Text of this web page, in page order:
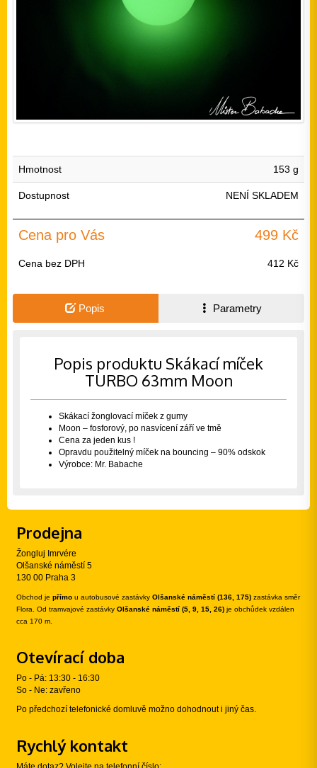
Hmotnost 153 g
Dostupnost NENÍ SKLADEM
Cena pro Vás 499 Kč
Cena bez DPH 412 Kč
Popis Parametry
Popis produktu Skákací míček
TURBO 63mm Moon
Skákací žonglovací míček z gumy
Moon – fosforový, po nasvícení září ve tmě
Cena za jeden kus !
Opravdu použitelný míček na bouncing – 90% odskok
Výrobce: Mr. Babache
Prodejna
Žongluj Imrvére
Olšanské náměstí 5
130 00 Praha 3
Obchod je přímo u autobusové zastávky Olšanské náměstí (136, 175) zastávka směr
Flora. Od tramvajové zastávky Olšanské náměstí (5, 9, 15, 26) je obchůdek vzdálen
cca 170 m.
Otevírací doba
Po - Pá: 13:30 - 16:30
So - Ne: zavřeno
Po předchozí telefonické domluvě možno dohodnout i jiný čas.
Rychlý kontakt